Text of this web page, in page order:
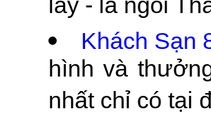
lẫy - là ngôi
Khách Sạn
hình và
nhất chỉ có tại